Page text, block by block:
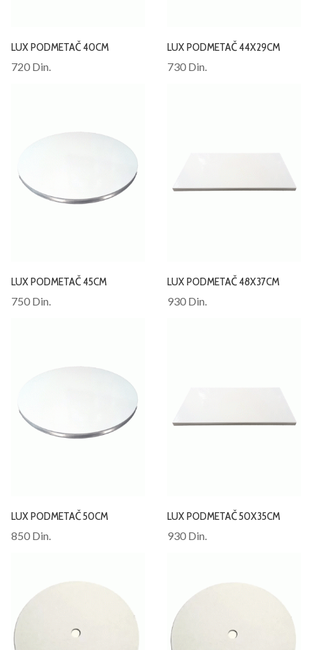
LUX PODMETAČ 40CM
720 Din.
LUX PODMETAČ 44X29CM
730 Din.
LUX PODMETAČ 45CM
750 Din.
LUX PODMETAČ 48X37CM
930 Din.
LUX PODMETAČ 50CM
850 Din.
LUX PODMETAČ 50X35CM
930 Din.